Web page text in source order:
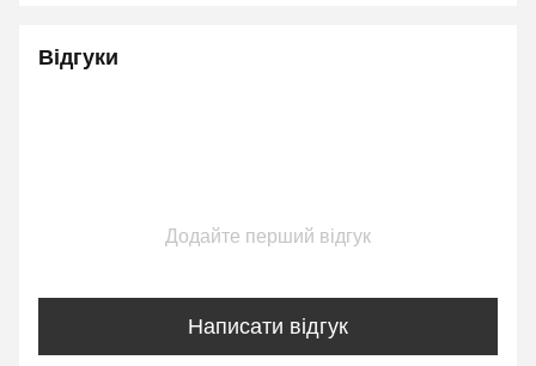
Відгуки
Додайте перший відгук
Написати відгук